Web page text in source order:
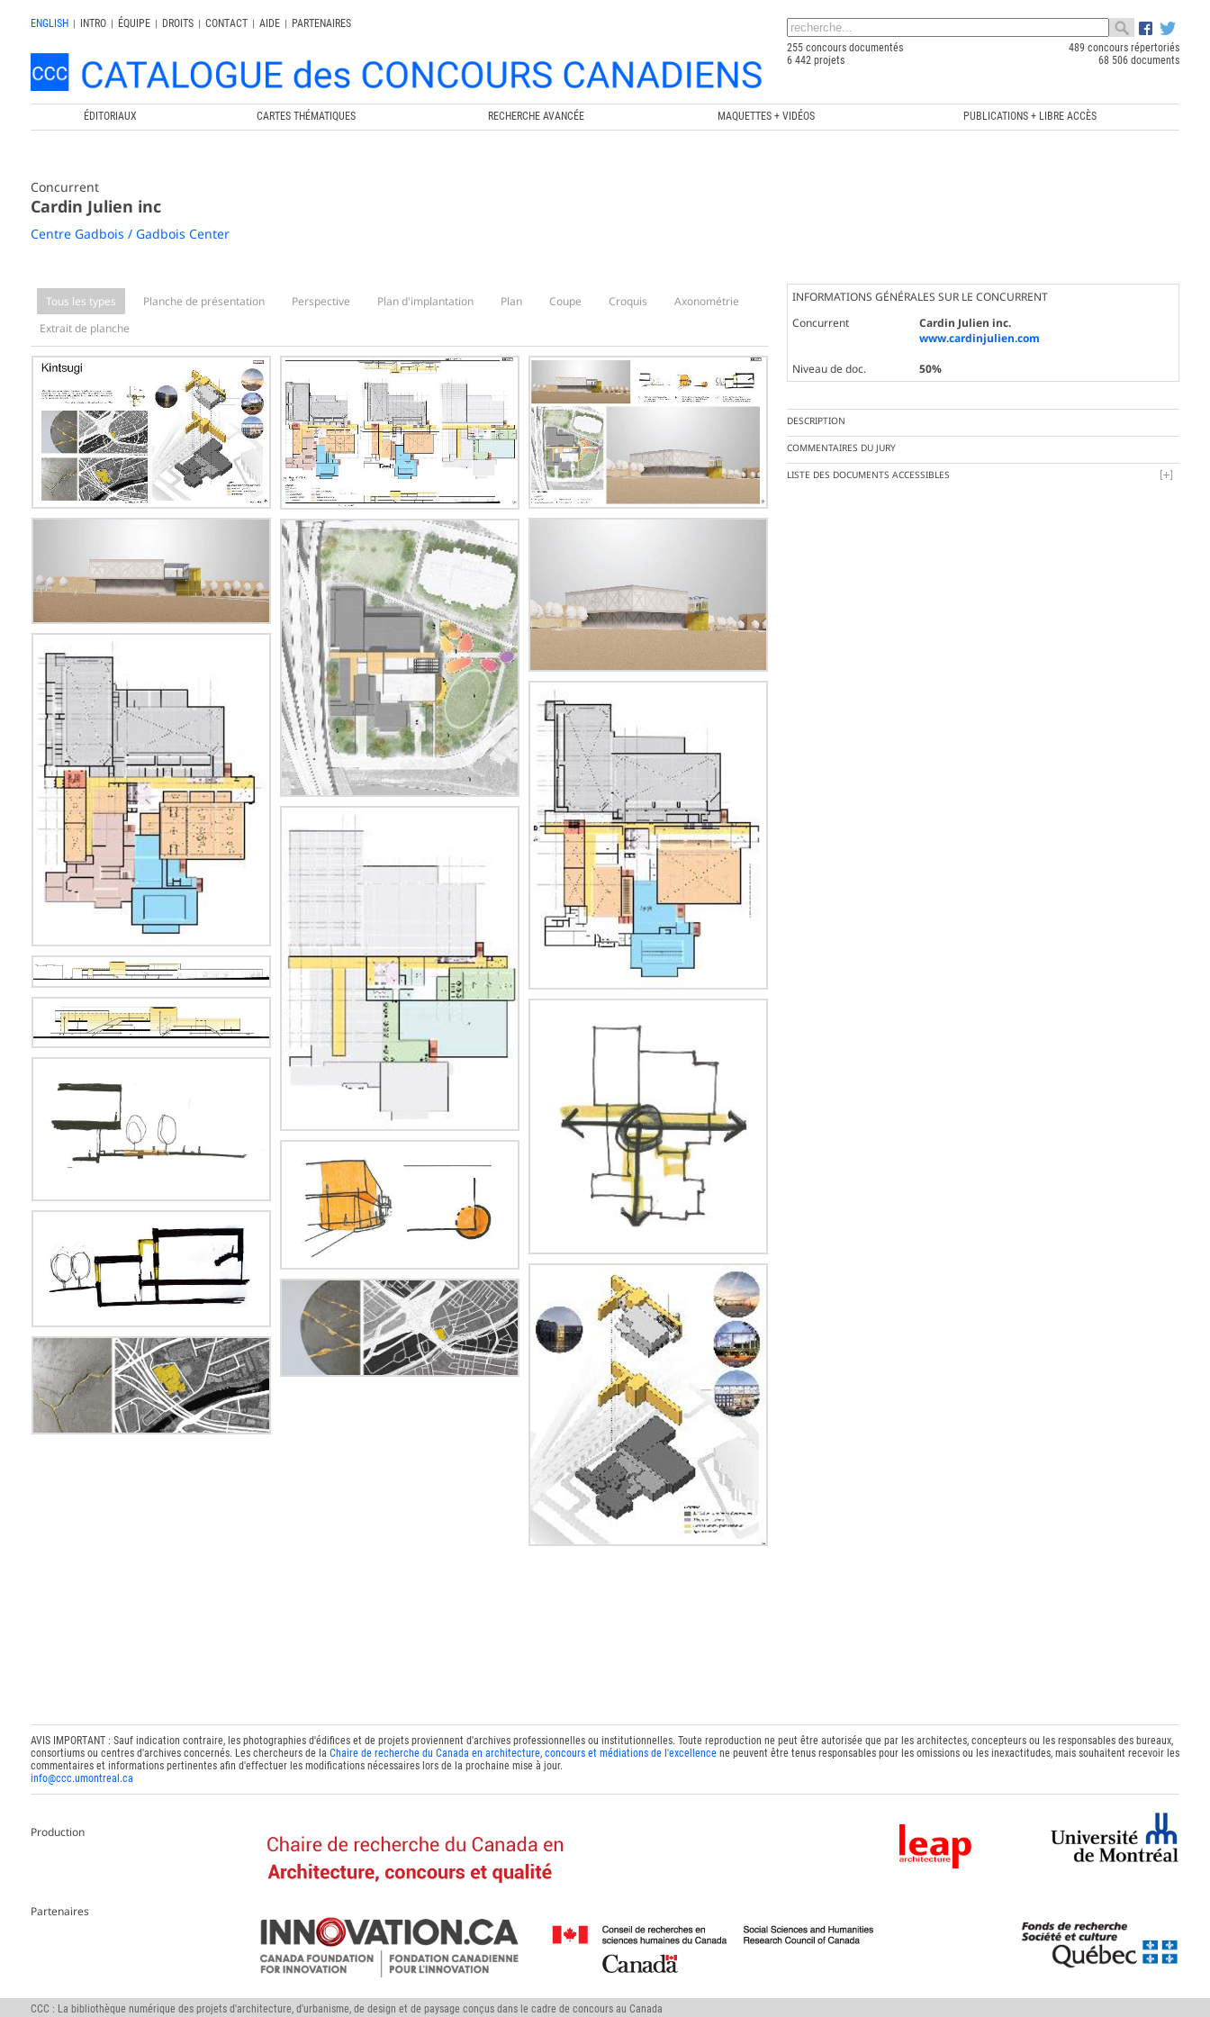
ENGLISH | INTRO | ÉQUIPE | DROITS | CONTACT | AIDE |
PARTENAIRES
255 concours documentés
489 concours répertoriés
6 442 projets
68 506 documents
ÉDITORIAUX CARTES THÉMATIQUES RECHERCHE AVANCÉE MAQUETTES + VIDÉOS PUBLICATIONS + LIBRE ACCÈS
Concurrent
Cardin Julien inc
Centre Gadbois / Gadbois Center
Tous les types Planche de présentation Perspective Plan d'implantation Plan Coupe Croquis
Axonométrie
Extrait de planche
INFORMATIONS GÉNÉRALES SUR LE CONCURRENT
Concurrent
Cardin Julien inc.
www.cardinjulien.com
Niveau de doc.
50%
DESCRIPTION
COMMENTAIRES DU JURY
LISTE DES DOCUMENTS ACCESSIBLES
AVIS IMPORTANT : Sauf indication contraire, les photographies d'édifices et de projets proviennent d'archives professionnelles ou institutionnelles. Toute reproduction ne peut être autorisée que par les architectes, concepteurs ou les responsables des bureaux,
consortiums ou centres d'archives concernés. Les chercheurs de la Chaire de recherche du Canada en architecture, concours et médiations de l'excellencene peuvent être tenus responsables pour les omissions ou les inexactitudes, mais souhaitent recevoir les
commentaires et informations pertinentes afin d'effectuer les modifications nécessaires lors de la prochaine mise à jour.
info@ccc.umontreal.ca
Production
Partenaires
CCC : La bibliothèque numérique des projets d'architecture, d'urbanisme, de design et de paysage conçus dans le cadre de concours au Canada